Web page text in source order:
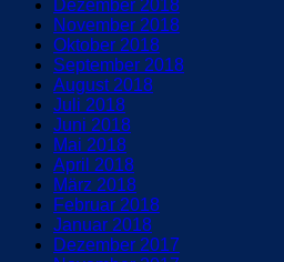
Dezember 2018
November 2018
Oktober 2018
September 2018
August 2018
Juli 2018
Juni 2018
Mai 2018
April 2018
März 2018
Februar 2018
Januar 2018
Dezember 2017